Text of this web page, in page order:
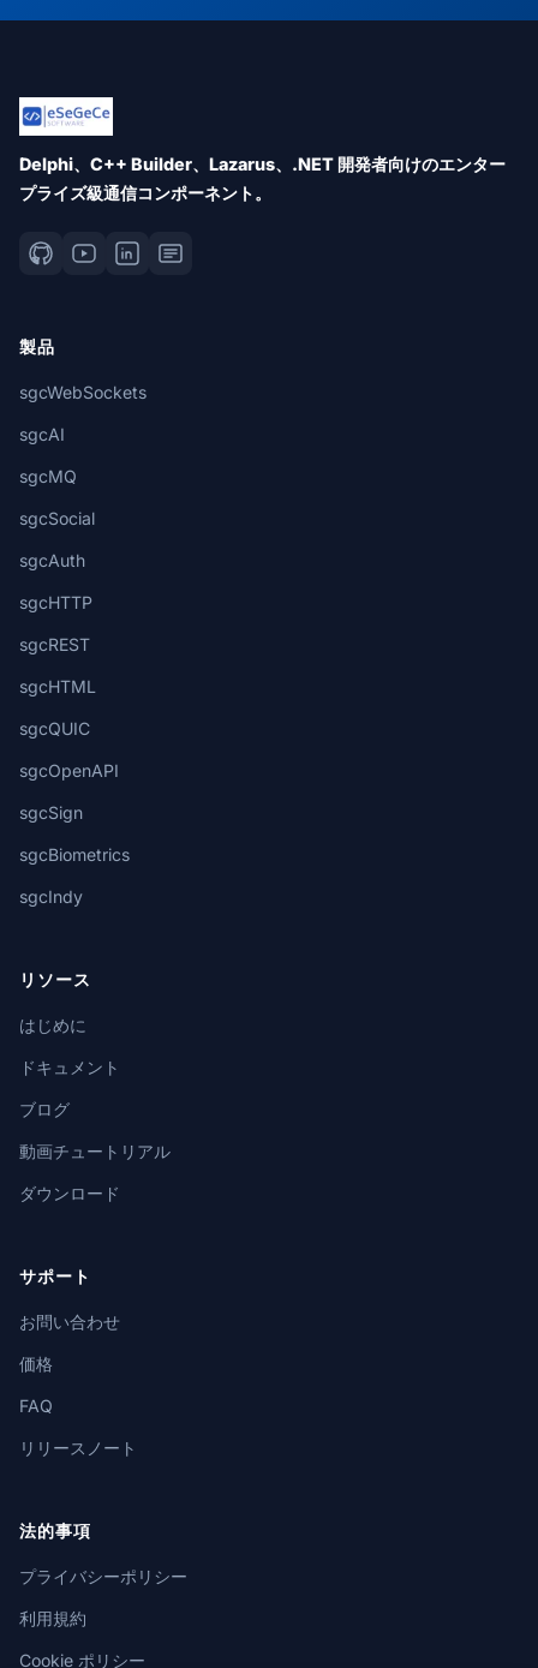
Delphi、C++ Builder、Lazarus、.NET 開発者向けのエンター
プライズ級通信コンポーネント。
製品
sgcWebSockets
sgcAI
sgcMQ
sgcSocial
sgcAuth
sgcHTTP
sgcREST
sgcHTML
sgcQUIC
sgcOpenAPI
sgcSign
sgcBiometrics
sgcIndy
リソース
はじめに
ドキュメント
ブログ
動画チュートリアル
ダウンロード
サポート
お問い合わせ
価格
FAQ
リリースノート
法的事項
プライバシーポリシー
利用規約
Cookie ポリシー